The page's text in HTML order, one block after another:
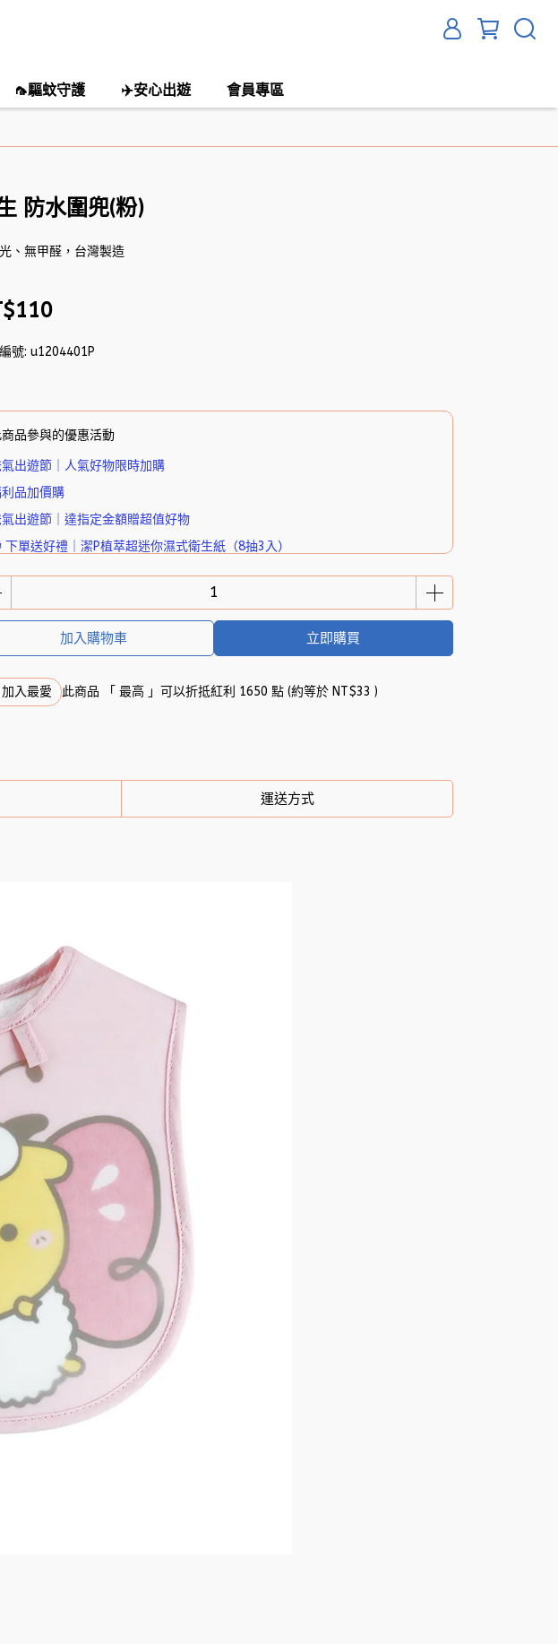
🦟驅蚊守護 ✈️安心出遊 會員專區
防水圍兜(粉)
、無甲醛，台灣製造
號: u1204401P
商品參與的優惠活動
出遊節｜人氣好物限時加購
品加價購
出遊節｜達指定金額贈超值好物
下單送好禮｜潔P植萃超迷你濕式衛生紙（8抽3入）
加入購物車 立即購買
加入最愛 此商品 「 最高 」可以折抵紅利 1650 點 (約等於 NT$33 )
運送方式